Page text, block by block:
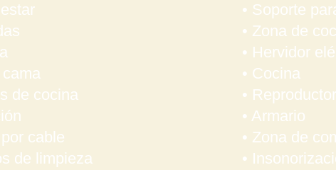
cama
de cocina
cable
de limpieza
• Soporte
• Zona de
• Hervidor
• Cocina
•
• Armario
• Zona de
•